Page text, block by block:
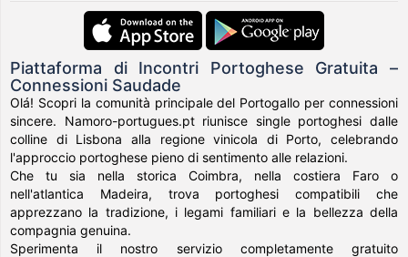
Piattaforma di Incontri Portoghese Gratuita –
Connessioni Saudade
Olá! Scopri la comunità principale del Portogallo per connessioni
sincere. Namoro-portugues.pt riunisce single portoghesi dalle
colline di Lisbona alla regione vinicola di Porto, celebrando
l'approccio portoghese pieno di sentimento alle relazioni.
Che tu sia nella storica Coimbra, nella costiera Faro o
nell'atlantica Madeira, trova portoghesi compatibili che
apprezzano la tradizione, i legami familiari e la bellezza della
compagnia genuina.
Sperimenta il nostro servizio completamente gratuito